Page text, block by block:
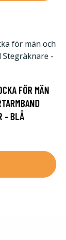
FÖR MÄN
- BLÅ